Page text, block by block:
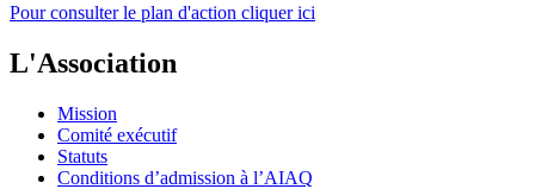
Pour consulter le plan d'action cliquer ici
L'Association
Mission
Comité exécutif
Statuts
Conditions d’admission à l’AIAQ